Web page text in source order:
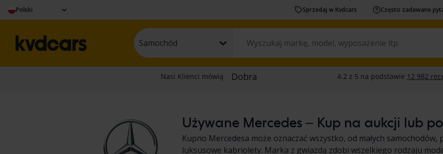
Polski Sprzedaj w Kvdcars Często zadawane
Samochód
Używane Mercedes – Kup na aukcji lub
Kupno Mercedesa może oznaczać wszystko, od małych
luksusowe kabriolety. Marka z gwiazdą zdobi wszelkiego rodzaju